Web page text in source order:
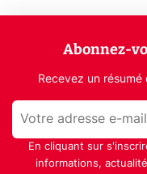
Abonnez-
Recevez un
En cliquant sur
informations,